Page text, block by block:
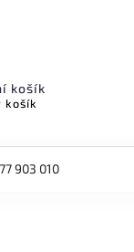
košík
košík
KONTAKT
903 010